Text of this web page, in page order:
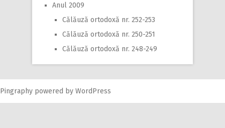
Anul 2009
Călăuză ortodoxă nr. 252-253
Călăuză ortodoxă nr. 250-251
Călăuză ortodoxă nr. 248-249
Pingraphy powered by WordPress